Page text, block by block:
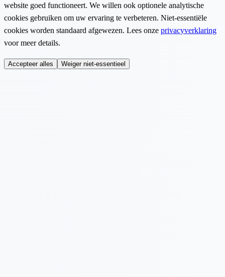
website goed functioneert. We willen ook optionele analytische
cookies gebruiken om uw ervaring te verbeteren. Niet-essentiële
cookies worden standaard afgewezen. Lees onze privacyverklaring
voor meer details.
Accepteer alles Weiger niet-essentieel